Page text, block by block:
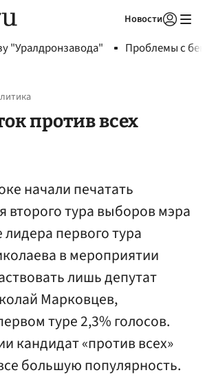
Новости
"Уралдронзавода" Проблемы с
против всех
начали печатать
второго тура выборов мэра
первого тура
в мероприятии
лишь депутат
Марковцев,
туре 2,3% голосов.
кандидат «против всех»
большую популярность.